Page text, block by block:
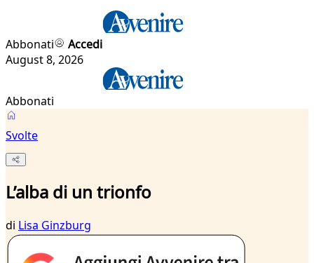
Abbonati
Accedi
August 8, 2026
Abbonati
Svolte
L’alba di un trionfo
di Lisa Ginzburg